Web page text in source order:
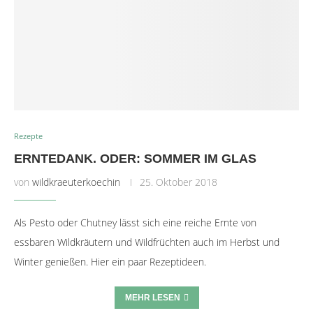
Rezepte
ERNTEDANK. ODER: SOMMER IM GLAS
von wildkraeuterkoechin 25. Oktober 2018
Als Pesto oder Chutney lässt sich eine reiche Ernte von
essbaren Wildkräutern und Wildfrüchten auch im Herbst und
Winter genießen. Hier ein paar Rezeptideen.
MEHR LESEN